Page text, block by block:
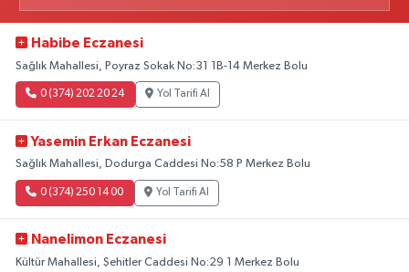
Habibe Eczanesi
Sağlık Mahallesi, Poyraz Sokak No:31 1B-14 Merkez Bolu
0 (374) 202 20 24 Yol Tarifi Al
Yasemin Erkan Eczanesi
Sağlık Mahallesi, Dodurga Caddesi No:58 P Merkez Bolu
0 (374) 250 14 00 Yol Tarifi Al
Nanelimon Eczanesi
Kültür Mahallesi, Şehitler Caddesi No:29 1 Merkez Bolu